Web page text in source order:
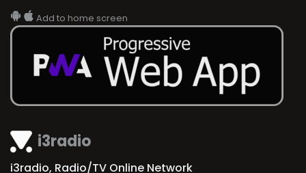
i3radio
i3radio, Radio/TV Online Network
Add to home screen